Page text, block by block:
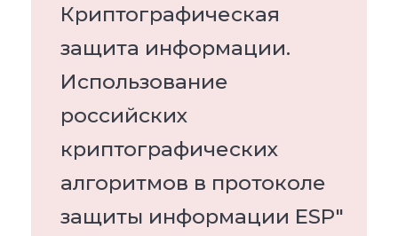
Криптографическая
защита информации.
Использование
российских
криптографических
алгоритмов в протоколе
защиты информации ESP"